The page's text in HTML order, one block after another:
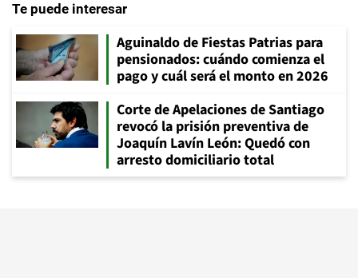
Te puede interesar
Aguinaldo de Fiestas Patrias para
pensionados: cuándo comienza el
pago y cuál será el monto en 2026
Corte de Apelaciones de Santiago
revocó la prisión preventiva de
Joaquín Lavín León: Quedó con
arresto domiciliario total